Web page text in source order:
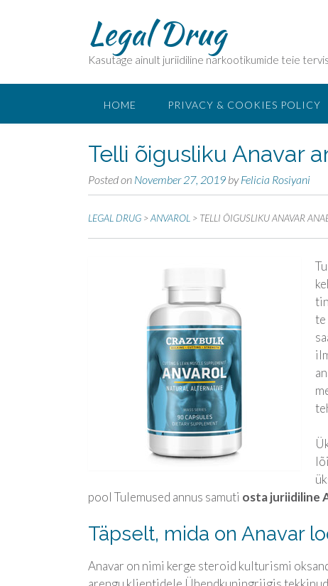
Legal Drug
Kasutage ainult juriidiline narkootikumide teie
HOME PRIVACY & COOKIES POLICY
Telli õigusliku Anavar
Posted on November 27, 2019 byFelicia Rosiyani
LEGAL DRUG >ANVAROL > TELLI ÕIGUSLIKU ANAVAR
te
pool Tulemused annus samuti osta juriidiline
Täpselt, mida on Anavar
Anavar on nimi kerge steroid kulturismi